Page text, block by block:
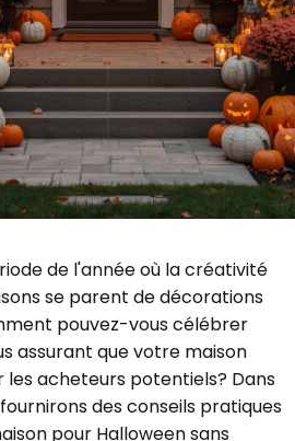
de l'année où la créativité
se parent de décorations
pouvez-vous célébrer
assurant que votre maison
acheteurs potentiels? Dans
des conseils pratiques
pour Halloween sans